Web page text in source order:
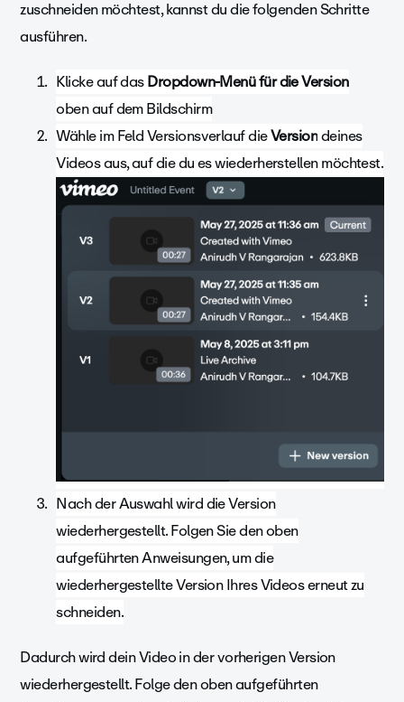
zuschneiden möchtest, kannst du die folgenden Schritte
ausführen.
Klicke auf dasDropdown-Menü für die Version
oben auf dem Bildschirm
Wähle im Feld Versionsverlauf dieVersiondeines
Videos aus, auf die du es wiederherstellen möchtest.
Nach der Auswahl wird die Version
wiederhergestellt. Folgen Sie den oben
aufgeführten Anweisungen, um die
wiederhergestellte Version Ihres Videos erneut zu
schneiden.
Dadurch wird dein Video in der vorherigen Version
wiederhergestellt. Folge den oben aufgeführten